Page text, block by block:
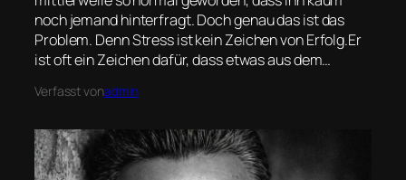
noch jemand hinterfragt. Doch genau das ist das
Problem. Denn Stress ist kein Zeichen von Erfolg.Er
ist oft ein Zeichen dafür, dass etwas aus dem…
Verfasst vonadmin